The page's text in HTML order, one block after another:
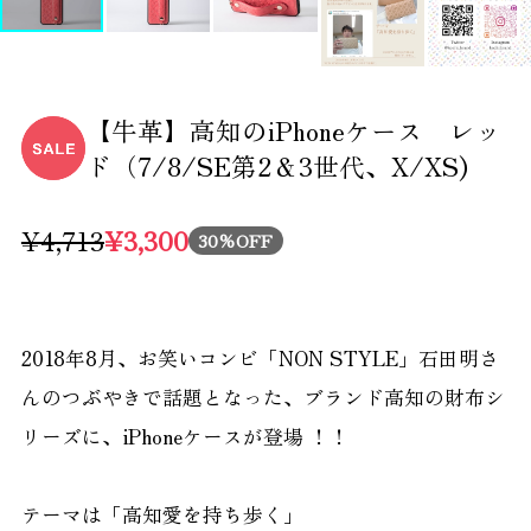
【牛革】高知のiPhoneケース レッ
ド（7/8/SE第2＆3世代、X/XS)
¥4,713¥3,300 30%OFF
2018年8月、お笑いコンビ「NON STYLE」石田明さ
んのつぶやきで話題となった、ブランド高知の財布シ
リーズに、iPhoneケースが登場 ！！
テーマは「高知愛を持ち歩く」